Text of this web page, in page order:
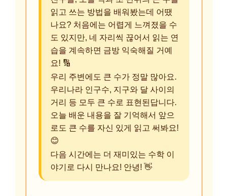
읽고 쓰는 방법을 배워봤는데 어땠
나요? 처음에는 어렵게 느껴졌을 수
도 있지만, 네 자리씩 끊어서 읽는 연
습을 계속하면 금방 익숙해질 거예
요! 🔢
우리 주변에도 큰 수가 정말 많아요.
우리나라 인구수, 지구와 달 사이의
거리 등 모두 큰 수로 표현된답니다.
오늘 배운 내용을 잘 기억해서 앞으
로도 큰 수를 자신 있게 읽고 써봐요!
😊
다음 시간에는 더 재미있는 수학 이
야기로 다시 만나요! 안녕! 👋